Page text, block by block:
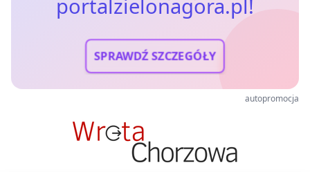
portalzielonagora.pl!
SPRAWDŹ SZCZEGÓŁY
autopromocja